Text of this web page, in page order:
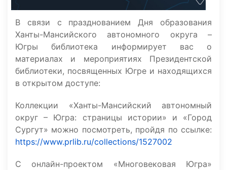
В связи с празднованием Дня образования
Ханты-Мансийского автономного округа –
Югры библиотека информирует вас о
материалах и мероприятиях Президентской
библиотеки, посвященных Югре и находящихся
в открытом доступе:
Коллекции «Ханты-Мансийский автономный
округ – Югра: страницы истории» и «Город
Сургут» можно посмотреть, пройдя по ссылке:
https://www.prlib.ru/collections/1527002
С онлайн-проектом «Многовековая Югра»